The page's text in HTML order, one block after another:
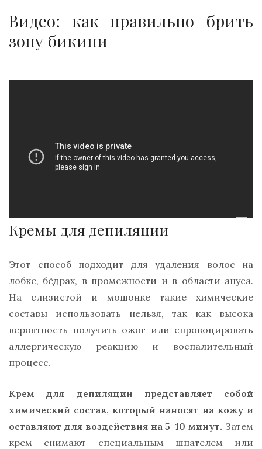
Видео: как правильно брить
зону бикини
Кремы для депиляции
Этот способ подходит для удаления волос на
лобке, бёдрах, в промежности и в области ануса.
На слизистой и мошонке такие химические
составы использовать нельзя, так как высока
вероятность получить ожог или спровоцировать
аллергическую реакцию и воспалительный
процесс.
Крем для депиляции представляет собой
химический состав, который наносят на кожу и
оставляют для воздействия на 5–10 минут. Затем
крем снимают специальным шпателем или